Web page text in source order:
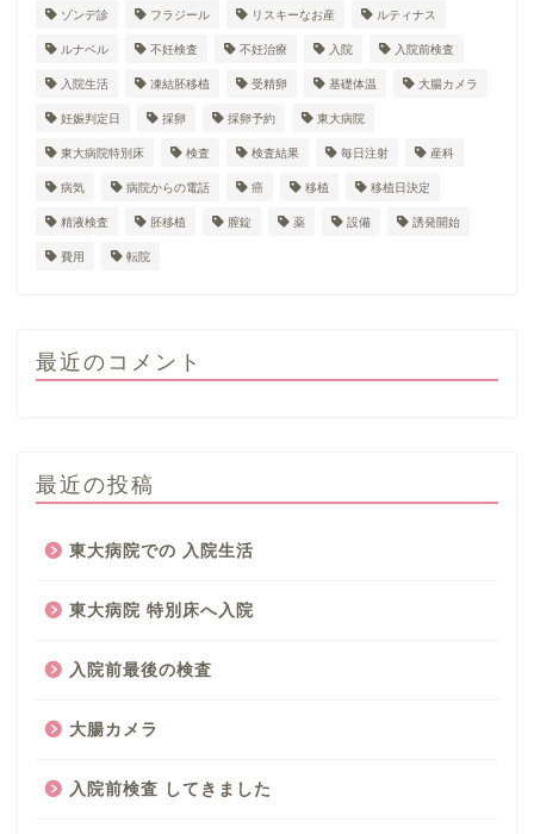
ゾンデ診 フラジール リスキーなお産 ルティナス
ルナベル 不妊検査 不妊治療 入院 入院前検査
入院生活 凍結胚移植 受精卵 基礎体温 大腸カメラ
妊娠判定日 採卵 採卵予約 東大病院
東大病院特別床 検査 検査結果 毎日注射 産科
病気 病院からの電話 癌 移植 移植日決定
精液検査 胚移植 膣錠 薬 設備 誘発開始
費用 転院
最近のコメント
最近の投稿
東大病院での 入院生活
東大病院 特別床へ入院
入院前最後の検査
大腸カメラ
入院前検査 してきました